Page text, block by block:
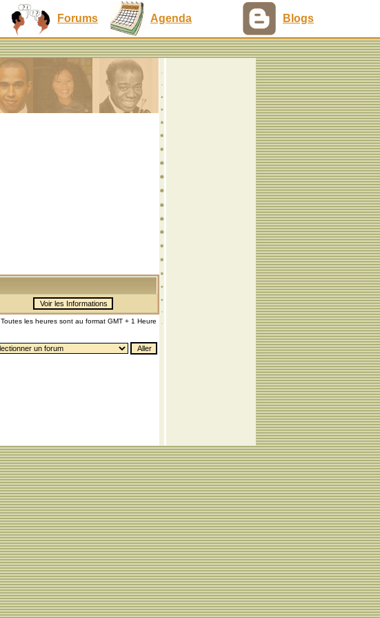
Forums Agenda Blogs
Toutes les heures sont au format GMT + 1 Heure